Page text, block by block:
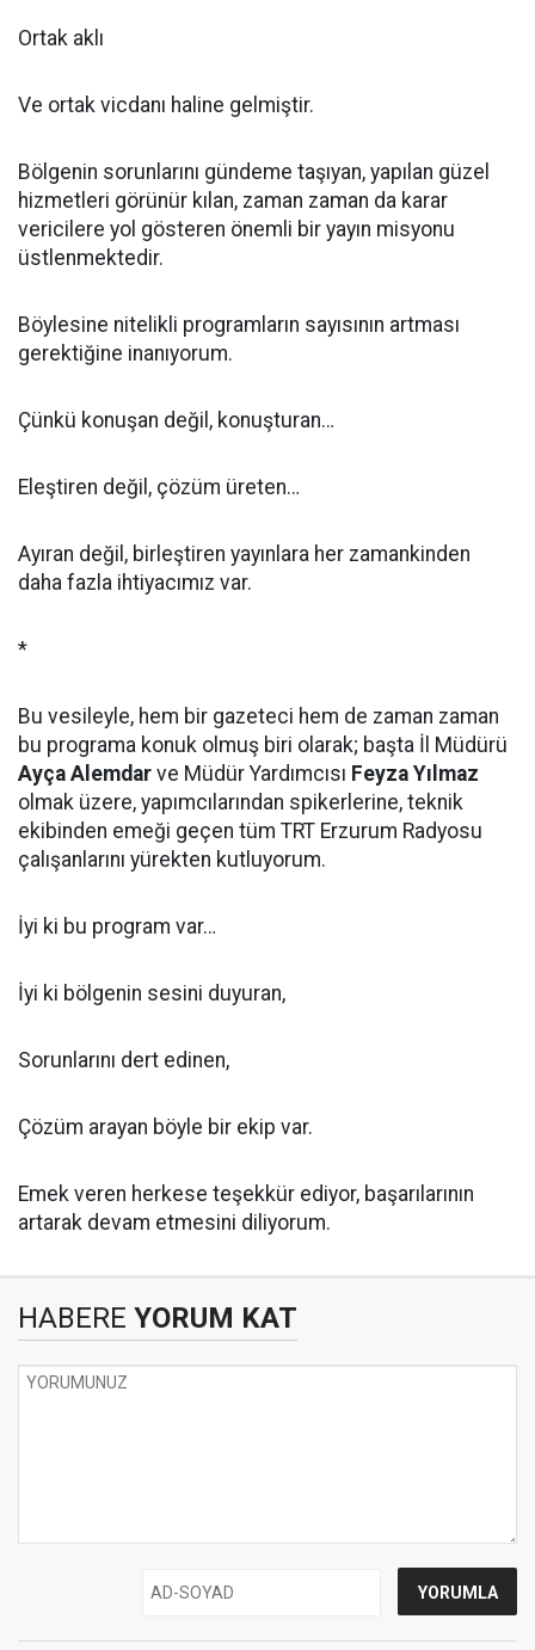
Ortak aklı
Ve ortak vicdanı haline gelmiştir.
Bölgenin sorunlarını gündeme taşıyan, yapılan güzel
hizmetleri görünür kılan, zaman zaman da karar
vericilere yol gösteren önemli bir yayın misyonu
üstlenmektedir.
Böylesine nitelikli programların sayısının artması
gerektiğine inanıyorum.
Çünkü konuşan değil, konuşturan…
Eleştiren değil, çözüm üreten…
Ayıran değil, birleştiren yayınlara her zamankinden
daha fazla ihtiyacımız var.
*
Bu vesileyle, hem bir gazeteci hem de zaman zaman
bu programa konuk olmuş biri olarak; başta İl Müdürü
Ayça Alemdar ve Müdür Yardımcısı Feyza Yılmaz
olmak üzere, yapımcılarından spikerlerine, teknik
ekibinden emeği geçen tüm TRT Erzurum Radyosu
çalışanlarını yürekten kutluyorum.
İyi ki bu program var…
İyi ki bölgenin sesini duyuran,
Sorunlarını dert edinen,
Çözüm arayan böyle bir ekip var.
Emek veren herkese teşekkür ediyor, başarılarının
artarak devam etmesini diliyorum.
HABERE YORUM KAT